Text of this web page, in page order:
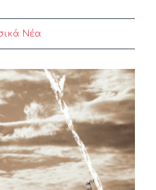
Νέα